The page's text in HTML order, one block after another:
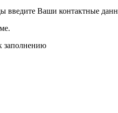
введите Ваши контактные
заполнению